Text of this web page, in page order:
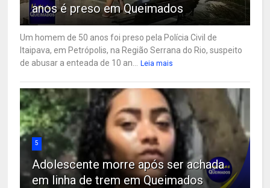
anos é preso em Queimados
Um homem de 50 anos foi preso pela Polícia Civil de
Itaipava, em Petrópolis, na Região Serrana do Rio, suspeito
de abusar a enteada de 10 an...
Leia mais
5
Adolescente morre após ser achada
em linha de trem em Queimados